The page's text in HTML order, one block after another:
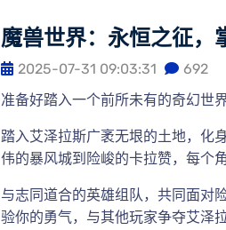
魔兽世界：永恒之征，
2025-07-31 09:03:31
692
准备好踏入一个前所未有的奇幻世
踏入艾泽拉斯广袤无垠的土地，化
伟的暴风城到险峻的卡拉赞，每个
与志同道合的英雄组队，共同面对
验你的勇气，与其他玩家争夺艾泽